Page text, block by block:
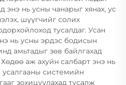
нь усны чанарыг хянах, ус
шүүгчийг солих
тусалдаг. Усан
нь усны эрдэс бодисын
амьтадыг зөв байлгахад
Хөдөө аж ахуйн салбарт энэ нь
усалгааны системийн
зохицуулахад тусалж